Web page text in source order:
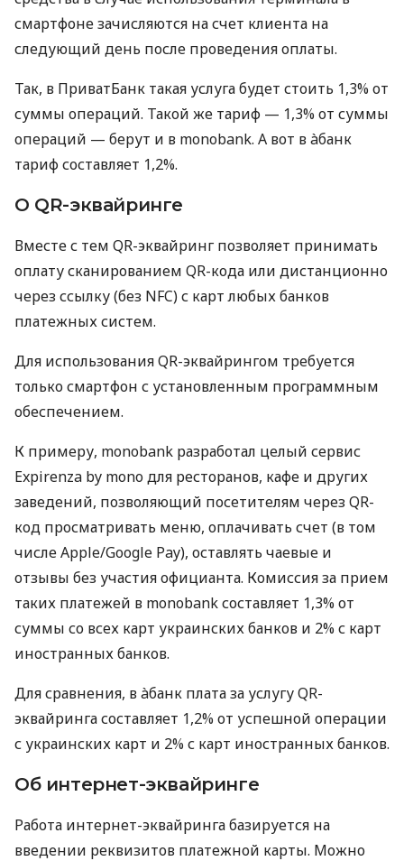
смартфоне зачисляются на счет клиента на
следующий день после проведения оплаты.
Так, в ПриватБанк такая услуга будет стоить 1,3% от
суммы операций. Такой же тариф — 1,3% от суммы
операций — берут и в monobank. А вот в àбанк
тариф составляет 1,2%.
О QR-эквайринге
Вместе с тем QR-эквайринг позволяет принимать
оплату сканированием QR-кода или дистанционно
через ссылку (без NFC) с карт любых банков
платежных систем.
Для использования QR-эквайрингом требуется
только смартфон с установленным программным
обеспечением.
К примеру, monobank разработал целый сервис
Expirenza by mono для ресторанов, кафе и других
заведений, позволяющий посетителям через QR-
код просматривать меню, оплачивать счет (в том
числе Apple/Google Pay), оставлять чаевые и
отзывы без участия официанта. Комиссия за прием
таких платежей в monobank составляет 1,3% от
суммы со всех карт украинских банков и 2% с карт
иностранных банков.
Для сравнения, в àбанк плата за услугу QR-
эквайринга составляет 1,2% от успешной операции
с украинских карт и 2% с карт иностранных банков.
Об интернет-эквайринге
Работа интернет-эквайринга базируется на
введении реквизитов платежной карты. Можно